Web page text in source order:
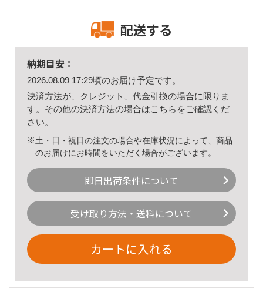
配送する
納期目安：
2026.08.09 17:29頃のお届け予定です。
決済方法が、クレジット、代金引換の場合に限りま
す。その他の決済方法の場合はこちら をご確認くだ
さい。
※土・日・祝日の注文の場合や在庫状況によって、商品
のお届けにお時間をいただく場合がございます。
即日出荷条件について
受け取り方法・送料について
カートに入れる